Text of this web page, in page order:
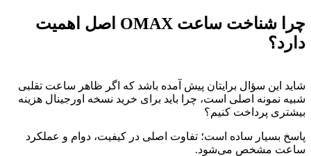
چرا شناخت ساعت OMAX اصل اهمیت
دارد؟
شاید این سؤال برایتان پیش آمده باشد که اگر ظاهر ساعت تقلبی
شبیه نمونه اصلی است، چرا باید برای خرید نسخه اورجینال هزینه
بیشتری پرداخت کنیم؟
پاسخ بسیار ساده است؛ تفاوت اصلی در کیفیت، دوام و عملکرد
ساعت مشخص می‌شود.